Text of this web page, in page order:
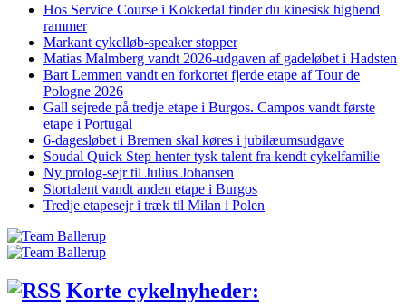
Hos Service Course i Kokkedal finder du kinesisk highend
rammer
Markant cykelløb-speaker stopper
Matias Malmberg vandt 2026-udgaven af gadeløbet i Hadsten
Bart Lemmen vandt en forkortet fjerde etape af Tour de
Pologne 2026
Gall sejrede på tredje etape i Burgos. Campos vandt første
etape i Portugal
6-dagesløbet i Bremen skal køres i jubilæumsudgave
Soudal Quick Step henter tysk talent fra kendt cykelfamilie
Ny prolog-sejr til Julius Johansen
Stortalent vandt anden etape i Burgos
Tredje etapesejr i træk til Milan i Polen
Korte cykelnyheder: